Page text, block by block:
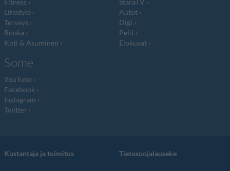
Fitness
Lifestyle
Terveys
Ruoka
Koti & Asuminen
StaraTV
Autot
Digi
Pelit
Elokuvat
Some
YouTube
Facebook
Instagram
Twitter
Kustantaja ja toimitus Tietosuojalauseke